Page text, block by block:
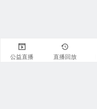
公益直播 直播回放